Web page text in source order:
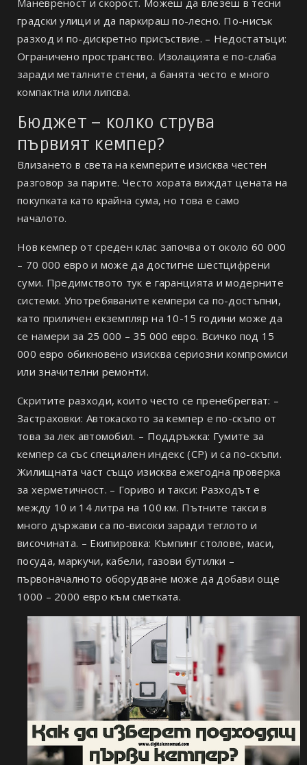
градски улици и да паркираш по-лесно. По-нисък
разход и по-дискретно присъствие. – Недостатъци:
Ограничено пространство. Изолацията е по-слаба
заради металните стени, а банята често е много
компактна или липсва.
Бюджет – колко струва
първият кемпер?
Влизането в света на кемперите изисква честен
разговор за парите. Често хората виждат цената на
покупката като крайна сума, но това е само
началото.
Нов кемпер от среден клас започва от около 60 000
– 70 000 евро и може да достигне шестцифрени
суми. Предимството тук е гаранцията и модерните
системи. Употребяваните кемпери са по-достъпни,
като приличен екземпляр на 10-15 години може да
се намери за 25 000 – 35 000 евро. Всичко под 15
000 евро обикновено изисква сериозни компромиси
или значителни ремонти.
Скритите разходи, които често се пренебрегват: –
Застраховки: Автокаското за кемпер е по-скъпо от
това за лек автомобил. – Поддръжка: Гумите за
кемпер са със специален индекс (CP) и са по-скъпи.
Жилищната част също изисква ежегодна проверка
за херметичност. – Гориво и такси: Разходът е
между 10 и 14 литра на 100 км. Пътните такси в
много държави са по-високи заради теглото и
височината. – Екипировка: Къмпинг столове, маси,
посуда, маркучи, кабели, газови бутилки –
първоначалното оборудване може да добави още
1000 – 2000 евро към сметката.